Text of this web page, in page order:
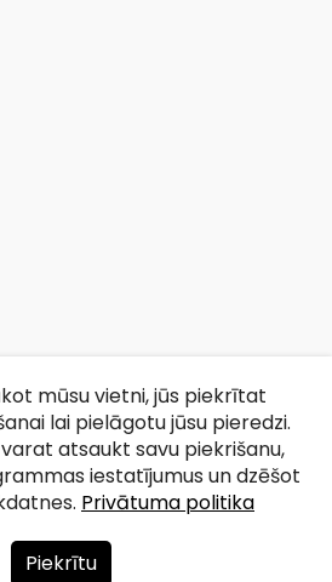
mūsu vietni, jūs piekrītat
lai pielāgotu jūsu pieredzi.
atsaukt savu piekrišanu,
iestatījumus un dzēšot
Privātuma politika
Piekrītu